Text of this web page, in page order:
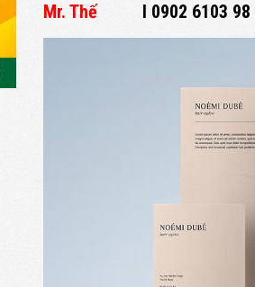
Mr. Thế
I 0902 6103 98